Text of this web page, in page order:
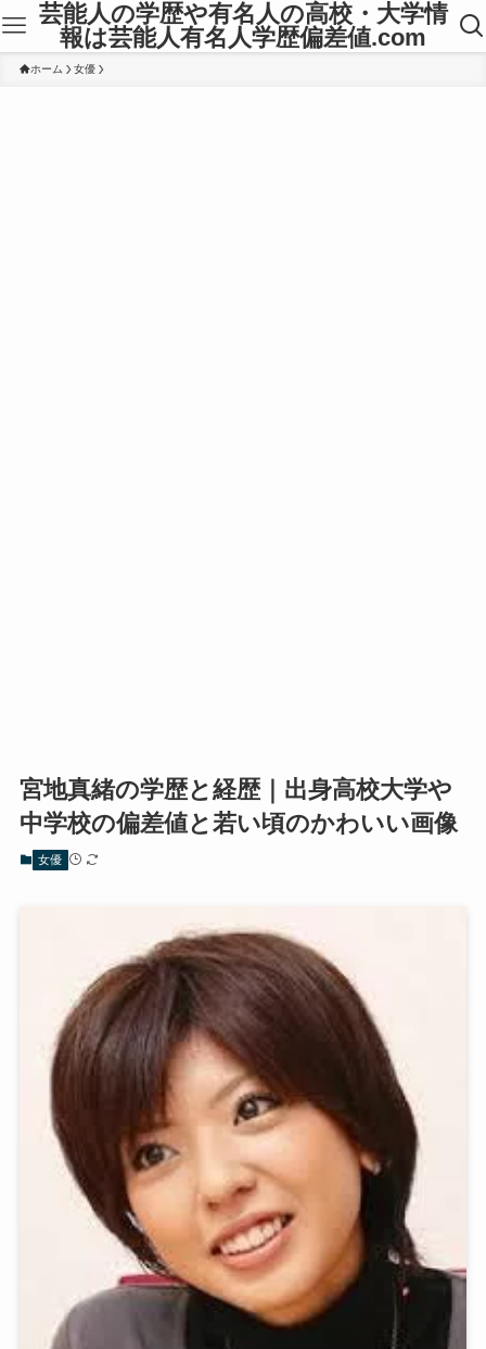
芸能人の学歴や有名人の高校・大学情
報は芸能人有名人学歴偏差値.com
ホーム 女優
宮地真緒の学歴と経歴｜出身高校大学や
中学校の偏差値と若い頃のかわいい画像
女優